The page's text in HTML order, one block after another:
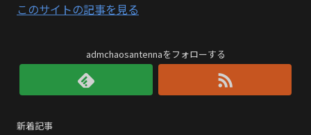
このサイトの記事を見る
admchaosantennaをフォローする
新着記事